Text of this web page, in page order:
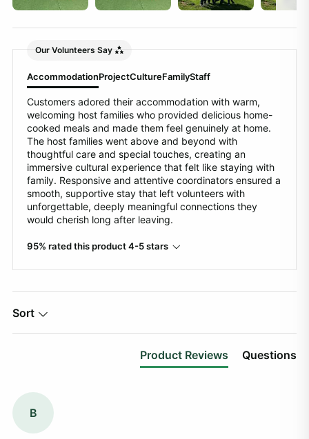
Our Volunteers Say
AccommodationProjectCultureFamilyStaff
Customers adored their accommodation with warm,
welcoming host families who provided delicious home-
cooked meals and made them feel genuinely at home.
The host families went above and beyond with
thoughtful care and special touches, creating an
immersive cultural experience that felt like staying with
family. Responsive and attentive coordinators ensured a
smooth, supportive stay that left volunteers with
unforgettable, deeply meaningful connections they
would cherish long after leaving.
95% rated this product 4-5 stars
Sort
Product Reviews Questions
B